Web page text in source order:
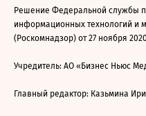
Решение Федеральной службы
информационных технологий и
(Роскомнадзор) от 27 ноября
Учредитель: АО «Бизнес Ньюс
Главный редактор: Казьмина